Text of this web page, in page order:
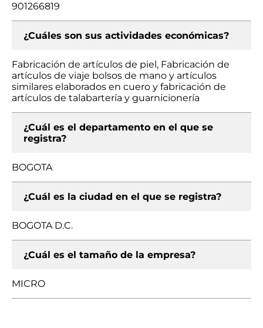
901266819
¿Cuáles son sus actividades económicas?
Fabricación de artículos de piel, Fabricación de
artículos de viaje bolsos de mano y artículos
similares elaborados en cuero y fabricación de
artículos de talabartería y guarnicionería
¿Cuál es el departamento en el que se
registra?
BOGOTA
¿Cuál es la ciudad en el que se registra?
BOGOTA D.C.
¿Cuál es el tamaño de la empresa?
MICRO